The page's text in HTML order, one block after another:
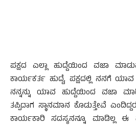
ಪಕ್ಷದ ಎಲ್ಲಾ ಹುದ್ದೆಯಿಂದ ವಜಾ
ಕಾರ್ಯಕರ್ತ ಹುದ್ದೆ, ಪಕ್ಷದಲ್ಲಿ ನನಗೆ ಯಾವ
ನನ್ನನ್ನು ಯಾವ ಹುದ್ದೆಯಿಂದ ವಜಾ
ತಪ್ಪಿದಾಗ ಸ್ಥಾನಮಾನ ಕೊಡುತ್ತೇವೆ
ಕಾರ್ಯಕಾರಿ ಸದಸ್ಯನನ್ನೂ ಮಾಡಿಲ್ಲ ಈ